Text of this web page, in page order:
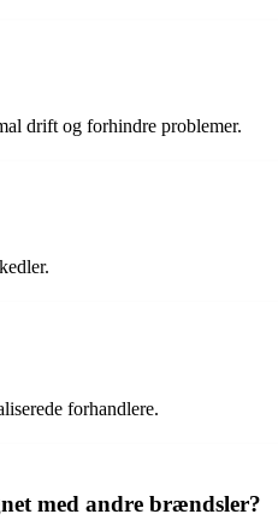
drift og forhindre problemer.
forhandlere.
med andre brændsler?